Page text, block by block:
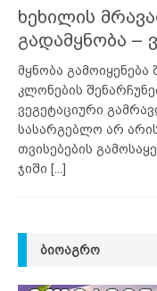
ხეხილის
გადამყნობა –
მყნობა გამოიყენება
კლონების
ვეგეტაციური
სასარგებლო არ
თვისებების
ჯიში [...]
ᲑᲘᲝᲐᲒᲠᲝ